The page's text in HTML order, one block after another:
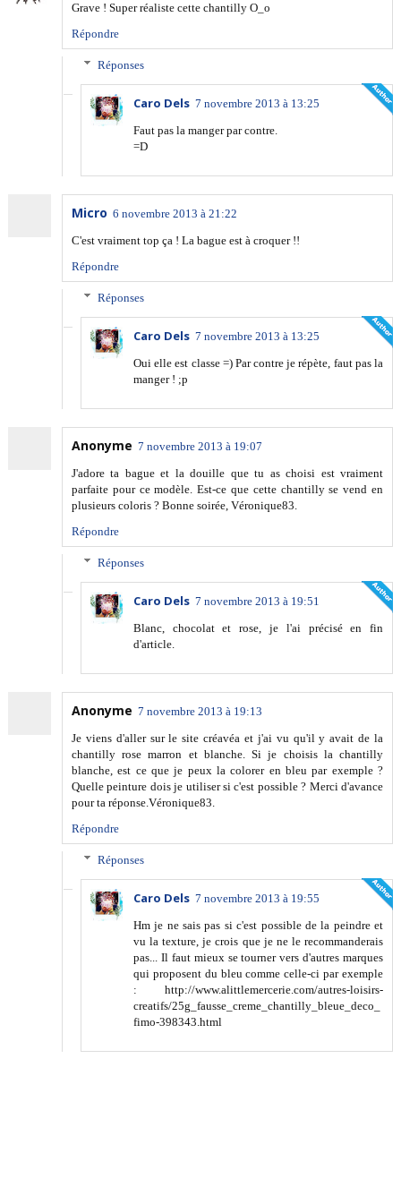
Grave ! Super réaliste cette chantilly O_o
Répondre
Réponses
Caro Dels 7 novembre 2013 à 13:25
Faut pas la manger par contre.
=D
Micro 6 novembre 2013 à 21:22
C'est vraiment top ça ! La bague est à croquer !!
Répondre
Réponses
Caro Dels 7 novembre 2013 à 13:25
Oui elle est classe =) Par contre je répète, faut pas la
manger ! ;p
Anonyme 7 novembre 2013 à 19:07
J'adore ta bague et la douille que tu as choisi est vraiment
parfaite pour ce modèle. Est-ce que cette chantilly se vend en
plusieurs coloris ? Bonne soirée, Véronique83.
Répondre
Réponses
Caro Dels 7 novembre 2013 à 19:51
Blanc, chocolat et rose, je l'ai précisé en fin
d'article.
Anonyme 7 novembre 2013 à 19:13
Je viens d'aller sur le site créavéa et j'ai vu qu'il y avait de la
chantilly rose marron et blanche. Si je choisis la chantilly
blanche, est ce que je peux la colorer en bleu par exemple ?
Quelle peinture dois je utiliser si c'est possible ? Merci d'avance
pour ta réponse.Véronique83.
Répondre
Réponses
Caro Dels 7 novembre 2013 à 19:55
Hm je ne sais pas si c'est possible de la peindre et
vu la texture, je crois que je ne le recommanderais
pas... Il faut mieux se tourner vers d'autres marques
qui proposent du bleu comme celle-ci par exemple
: http://www.alittlemercerie.com/autres-loisirs-
creatifs/25g_fausse_creme_chantilly_bleue_deco_
fimo-398343.html